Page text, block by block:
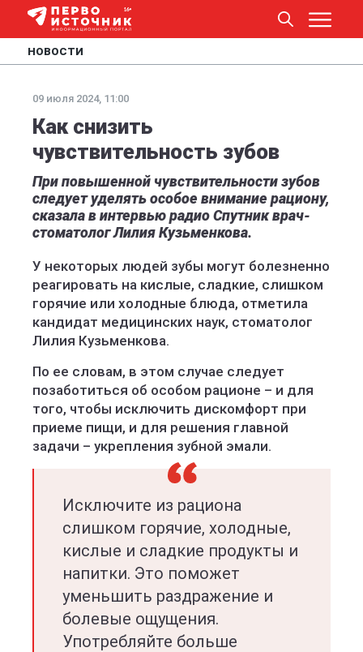
НОВОСТИ
09 июля 2024, 11:00
Как снизить
чувствительность зубов
При повышенной чувствительности зубов
следует уделять особое внимание рациону,
сказала в интервью радио Спутник врач-
стоматолог Лилия Кузьменкова.
У некоторых людей зубы могут болезненно
реагировать на кислые, сладкие, слишком
горячие или холодные блюда, отметила
кандидат медицинских наук, стоматолог
Лилия Кузьменкова.
По ее словам, в этом случае следует
позаботиться об особом рационе – и для
того, чтобы исключить дискомфорт при
приеме пищи, и для решения главной
задачи – укрепления зубной эмали.
Исключите из рациона
слишком горячие, холодные,
кислые и сладкие продукты и
напитки. Это поможет
уменьшить раздражение и
болевые ощущения.
Употребляйте больше